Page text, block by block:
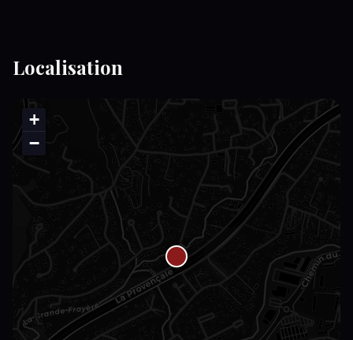
Localisation
+
−